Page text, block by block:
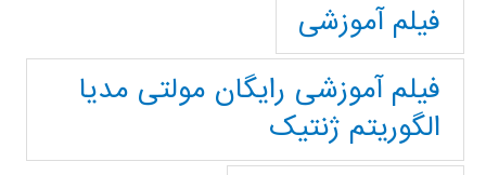
فیلم آموزشی
فیلم آموزشی رایگان مولتی مدیا
الگوریتم ژنتیک